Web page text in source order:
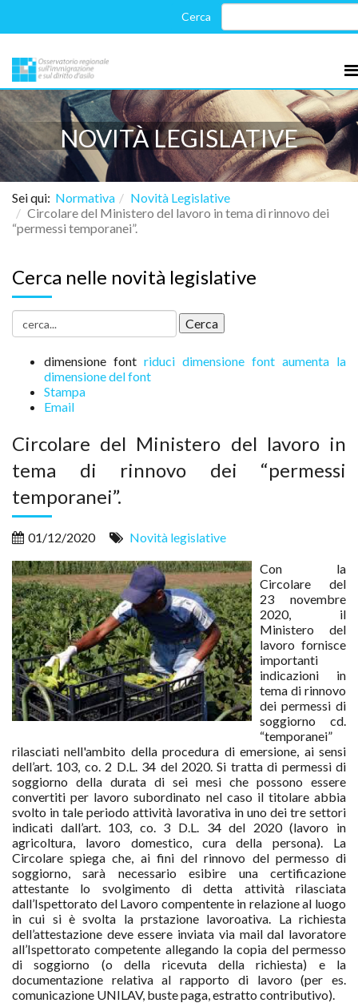
NOVITÀ LEGISLATIVE
Sei qui: Normativa
Novità Legislative
Circolare del Ministero del lavoro in tema di rinnovo dei
“permessi temporanei”.
Cerca nelle novità legislative
dimensione font riduci dimensione font aumenta la
dimensione del font
Stampa
Email
Circolare del Ministero del lavoro in
tema di rinnovo dei “permessi
temporanei”.
01/12/2020 Novità legislative
Con la
Circolare del
23 novembre
2020, il
Ministero del
lavoro fornisce
importanti
indicazioni in
tema di rinnovo
dei permessi di
soggiorno cd.
“temporanei”
rilasciati nell'ambito della procedura di emersione, ai sensi
dell’art. 103, co. 2 D.L. 34 del 2020. Si tratta di permessi di
soggiorno della durata di sei mesi che possono essere
convertiti per lavoro subordinato nel caso il titolare abbia
svolto in tale periodo attività lavorativa in uno dei tre settori
indicati dall’art. 103, co. 3 D.L. 34 del 2020 (lavoro in
agricoltura, lavoro domestico, cura della persona). La
Circolare spiega che, ai fini del rinnovo del permesso di
soggiorno, sarà necessario esibire una certificazione
attestante lo svolgimento di detta attività rilasciata
dall’Ispettorato del Lavoro compentente in relazione al luogo
in cui si è svolta la prstazione lavoroativa. La richiesta
dell’attestazione deve essere inviata via mail dal lavoratore
all’Ispettorato competente allegando la copia del permesso
di soggiorno (o della ricevuta della richiesta) e la
documentazione relativa al rapporto di lavoro (per es.
comunicazione UNILAV, buste paga, estratto contributivo).